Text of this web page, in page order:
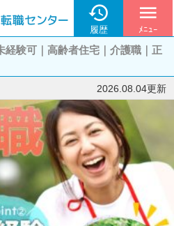

履歴
menu
ﾒﾆｭｰ
経験可｜高齢者住宅｜介護職｜正
2026.08.04更新